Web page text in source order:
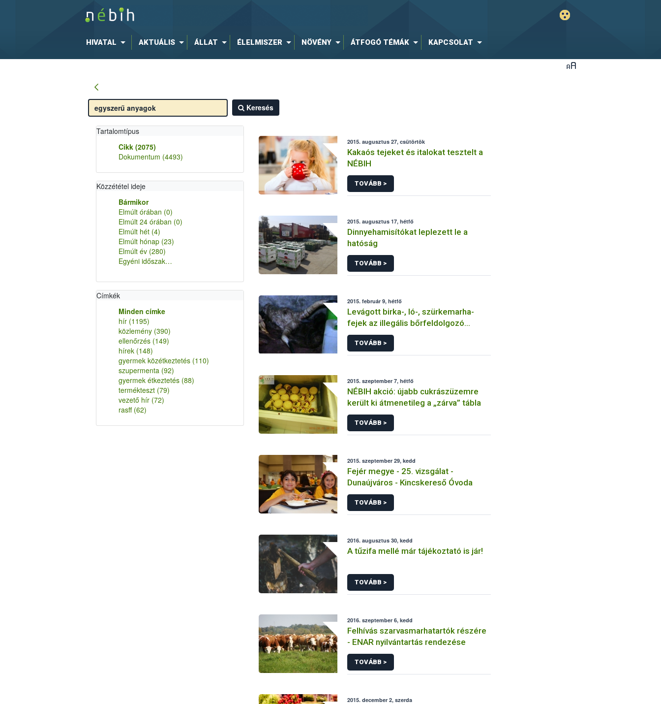
HIVATAL AKTUÁLIS ÁLLAT ÉLELMISZER NÖVÉNY ÁTFOGÓ TÉMÁK KAPCSOLAT
Keresés
Tartalomtípus
Cikk (2075)
Dokumentum (4493)
Közzététel ideje
Bármikor
Elmúlt órában (0)
Elmúlt 24 órában (0)
Elmúlt hét (4)
Elmúlt hónap (23)
Elmúlt év (280)
Egyéni időszak…
Címkék
Minden címke
hír (1195)
közlemény (390)
ellenőrzés (149)
hírek (148)
gyermek közétkeztetés (110)
szupermenta (92)
gyermek étkeztetés (88)
termékteszt (79)
vezető hír (72)
rasff (62)
2015. augusztus 27, csütörtök
Kakaós tejeket és italokat tesztelt a
NÉBIH
TOVÁBB >
2015. augusztus 17, hétfő
Dinnyehamisítókat leplezett le a
hatóság
TOVÁBB >
2015. február 9, hétfő
Levágott birka-, ló-, szürkemarha-
fejek az illegális bőrfeldolgozó
telepen
TOVÁBB >
2015. szeptember 7, hétfő
NÉBIH akció: újabb cukrászüzemre
került ki átmenetileg a „zárva” tábla
TOVÁBB >
2015. szeptember 29, kedd
Fejér megye - 25. vizsgálat -
Dunaújváros - Kincskereső Óvoda
TOVÁBB >
2016. augusztus 30, kedd
A tűzifa mellé már tájékoztató is jár!
TOVÁBB >
2016. szeptember 6, kedd
Felhívás szarvasmarhatartók részére
- ENAR nyilvántartás rendezése
TOVÁBB >
2015. december 2, szerda